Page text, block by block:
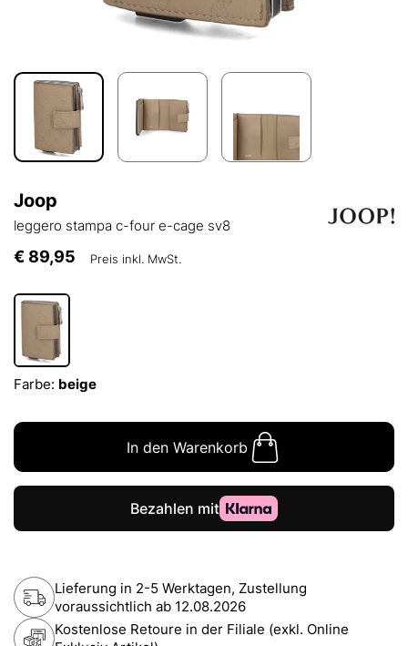
Joop
leggero stampa c-four e-cage sv8
€ 89,95 Preis inkl. MwSt.
Farbe: beige
In den Warenkorb
Lieferung in 2-5 Werktagen, Zustellung
voraussichtlich ab 12.08.2026
Kostenlose Retoure in der Filiale (exkl. Online